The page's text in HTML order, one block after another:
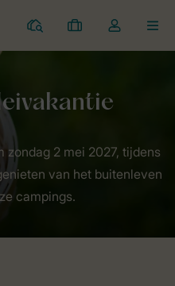
Campings
Mijn
boekingen
Open
de
mijn
2 mei 2027, tijdens
van het buitenleven
campings.